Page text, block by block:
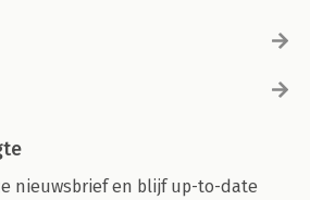
nieuwsbrief en blijf up-to-date